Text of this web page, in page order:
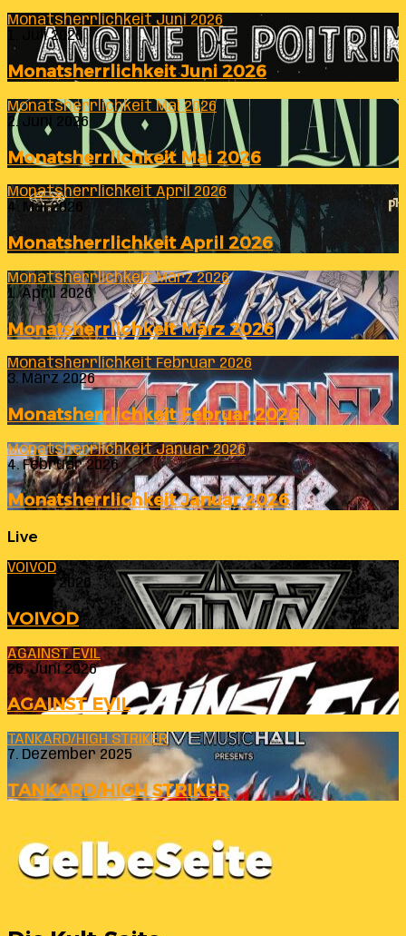
Monatsherrlichkeit Juni 2026
1. Juli 2026
Monatsherrlichkeit Juni 2026
Monatsherrlichkeit Mai 2026
2. Juni 2026
Monatsherrlichkeit Mai 2026
Monatsherrlichkeit April 2026
4. Mai 2026
Monatsherrlichkeit April 2026
Monatsherrlichkeit März 2026
1. April 2026
Monatsherrlichkeit März 2026
Monatsherrlichkeit Februar 2026
3. März 2026
Monatsherrlichkeit Februar 2026
Monatsherrlichkeit Januar 2026
4. Februar 2026
Monatsherrlichkeit Januar 2026
Live
VOIVOD
23. Juli 2026
VOIVOD
AGAINST EVIL
26. Juni 2026
AGAINST EVIL
TANKARD/HIGH STRIKER
7. Dezember 2025
TANKARD/HIGH STRIKER